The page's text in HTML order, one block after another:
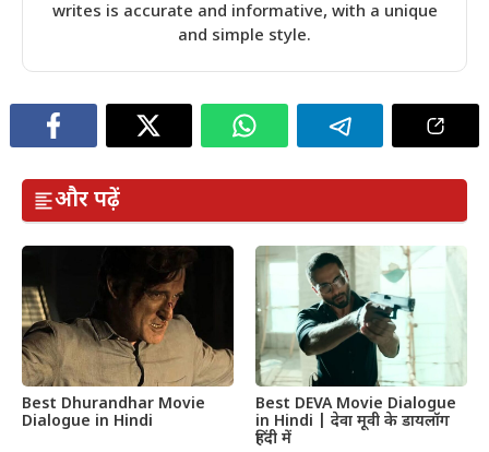
writes is accurate and informative, with a unique
and simple style.
और पढ़ें
Best Dhurandhar Movie
Dialogue in Hindi
Best DEVA Movie Dialogue
in Hindi | देवा मूवी के डायलॉग
हिंदी में